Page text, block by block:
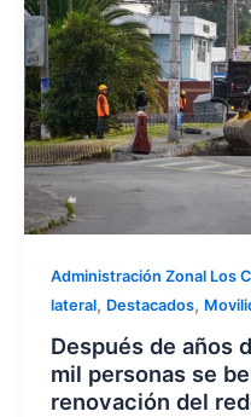
Administración Zonal Los
lateral, Destacados,
Después de años
mil personas se
renovación del